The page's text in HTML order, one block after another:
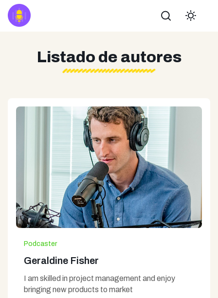
Buscar
Listado de autores
Podcaster
Geraldine Fisher
I am skilled in project management and enjoy
bringing new products to market